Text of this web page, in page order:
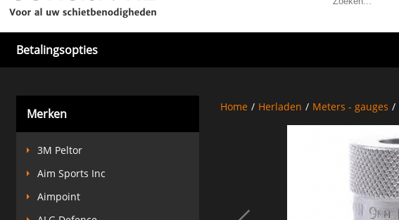
Betalingsopties
Merken
3M Peltor
Aim Sports Inc
Aimpoint
Home / Herladen / Meters - gauges /